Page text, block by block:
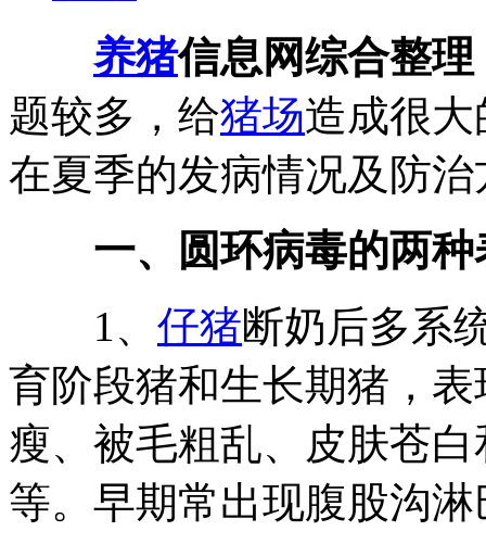
养猪信息网综合整理
题较多，给猪场造成很
在夏季的发病情况及防治
一、圆环病毒的两种
1、 仔猪断奶后多系
育阶段猪和生长期猪，
瘦、被毛粗乱、皮肤苍
等。早期常出现腹股沟